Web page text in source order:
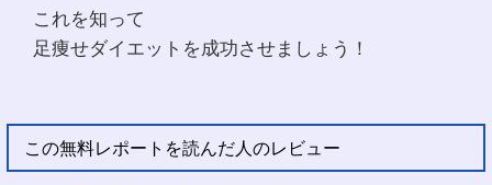
これを知って
足痩せダイエットを成功させましょう！
この無料レポートを読んだ人のレビュー